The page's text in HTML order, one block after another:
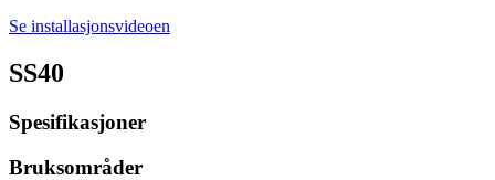
Se installasjonsvideoen
SS40
Spesifikasjoner
Bruksområder